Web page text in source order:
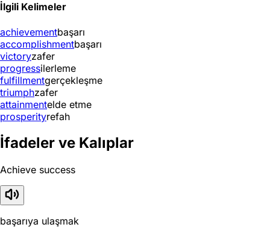
İlgili Kelimeler
achievementbaşarı
accomplishmentbaşarı
victoryzafer
progressilerleme
fulfillmentgerçekleşme
triumphzafer
attainmentelde etme
prosperityrefah
İfadeler ve Kalıplar
Achieve success
başarıya ulaşmak